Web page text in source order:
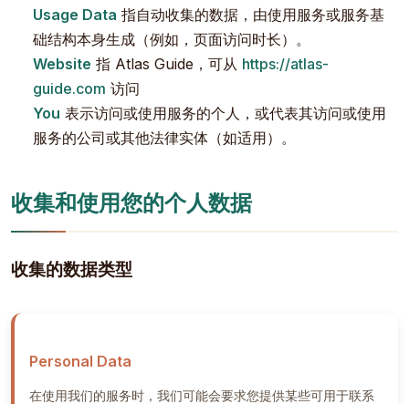
Usage Data 指自动收集的数据，由使用服务或服务基
础结构本身生成（例如，页面访问时长）。
Website 指 Atlas Guide，可从 https://atlas-
guide.com 访问
You 表示访问或使用服务的个人，或代表其访问或使用
服务的公司或其他法律实体（如适用）。
收集和使用您的个人数据
收集的数据类型
Personal Data
在使用我们的服务时，我们可能会要求您提供某些可用于联系